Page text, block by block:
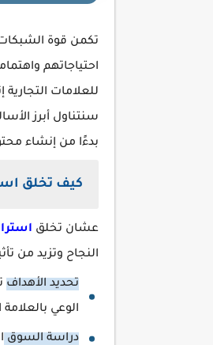
تكمن قوة
احتياجاتهم
للعلامات
سنتناول أبرز
بدءًا من إنشاء
كيف تخلق
عشان تخلق
النجاح وتزيد من
تحديد الأهداف
الوعي بالعلامة
دراسة السوق